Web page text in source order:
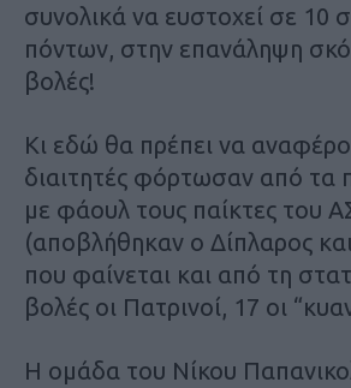
συνολικά να ευστοχεί σε 10
πόντων, στην επανάληψη
βολές!
Κι εδώ θα πρέπει να
διαιτητές φόρτωσαν από τα
με φάουλ τους παίκτες του
(αποβλήθηκαν ο Δίπλαρος
που φαίνεται και από τη
βολές οι Πατρινοί, 17 οι
Η ομάδα του Νίκου